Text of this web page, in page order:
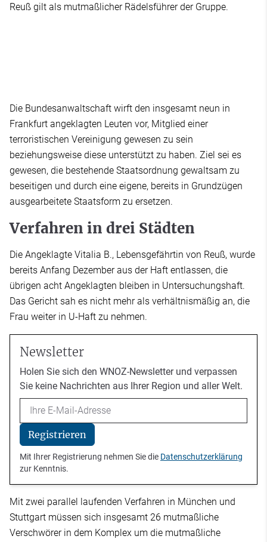
Reuß gilt als mutmaßlicher Rädelsführer der Gruppe.
Die Bundesanwaltschaft wirft den insgesamt neun in
Frankfurt angeklagten Leuten vor, Mitglied einer
terroristischen Vereinigung gewesen zu sein
beziehungsweise diese unterstützt zu haben. Ziel sei es
gewesen, die bestehende Staatsordnung gewaltsam zu
beseitigen und durch eine eigene, bereits in Grundzügen
ausgearbeitete Staatsform zu ersetzen.
Verfahren in drei Städten
Die Angeklagte Vitalia B., Lebensgefährtin von Reuß, wurde
bereits Anfang Dezember aus der Haft entlassen, die
übrigen acht Angeklagten bleiben in Untersuchungshaft.
Das Gericht sah es nicht mehr als verhältnismäßig an, die
Frau weiter in U-Haft zu nehmen.
Newsletter
Holen Sie sich den WNOZ-Newsletter und verpassen
Sie keine Nachrichten aus Ihrer Region und aller Welt.
Email
Registrieren
Mit Ihrer Registrierung nehmen Sie die Datenschutzerklärung
zur Kenntnis.
Mit zwei parallel laufenden Verfahren in München und
Stuttgart müssen sich insgesamt 26 mutmaßliche
Verschwörer in dem Komplex um die mutmaßliche